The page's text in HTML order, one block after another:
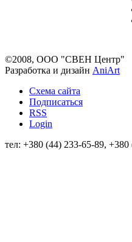
©2008, ООО "СВЕН Центр"
Разработка и дизайн AniArt
Схема сайта
Подписаться
RSS
Login
тел: +380 (44) 233-65-89,